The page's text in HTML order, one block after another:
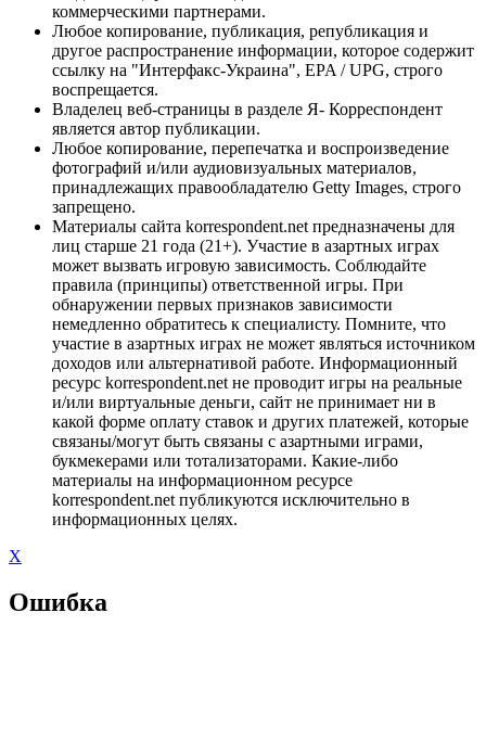
коммерческими партнерами.
Любое копирование, публикация, републикация и
другое распространение информации, которое содержит
ссылку на "Интерфакс-Украина", EPA / UPG, строго
воспрещается.
Владелец веб-страницы в разделе Я- Корреспондент
является автор публикации.
Любое копирование, перепечатка и воспроизведение
фотографий и/или аудиовизуальных материалов,
принадлежащих правообладателю Getty Images, строго
запрещено.
Материалы сайта korrespondent.net предназначены для
лиц старше 21 года (21+). Участие в азартных играх
может вызвать игровую зависимость. Соблюдайте
правила (принципы) ответственной игры. При
обнаружении первых признаков зависимости
немедленно обратитесь к специалисту. Помните, что
участие в азартных играх не может являться источником
доходов или альтернативой работе. Информационный
ресурс korrespondent.net не проводит игры на реальные
и/или виртуальные деньги, сайт не принимает ни в
какой форме оплату ставок и других платежей, которые
связаны/могут быть связаны с азартными играми,
букмекерами или тотализаторами. Какие-либо
материалы на информационном ресурсе
korrespondent.net публикуются исключительно в
информационных целях.
X
Ошибка